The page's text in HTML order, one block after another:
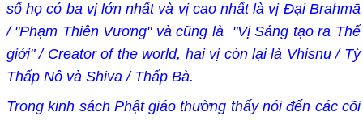
số họ có ba vị lớn nhất và vị cao nhất là vị Đại Brahmā
/ "Phạm Thiên Vương" và cũng là "Vị Sáng tạo ra Thế
giới" / Creator of the world, hai vị còn lại là Vhisnu / Tỳ
Thấp Nô và Shiva / Thấp Bà.
Trong kinh sách Phật giáo thường thấy nói đến các cõi